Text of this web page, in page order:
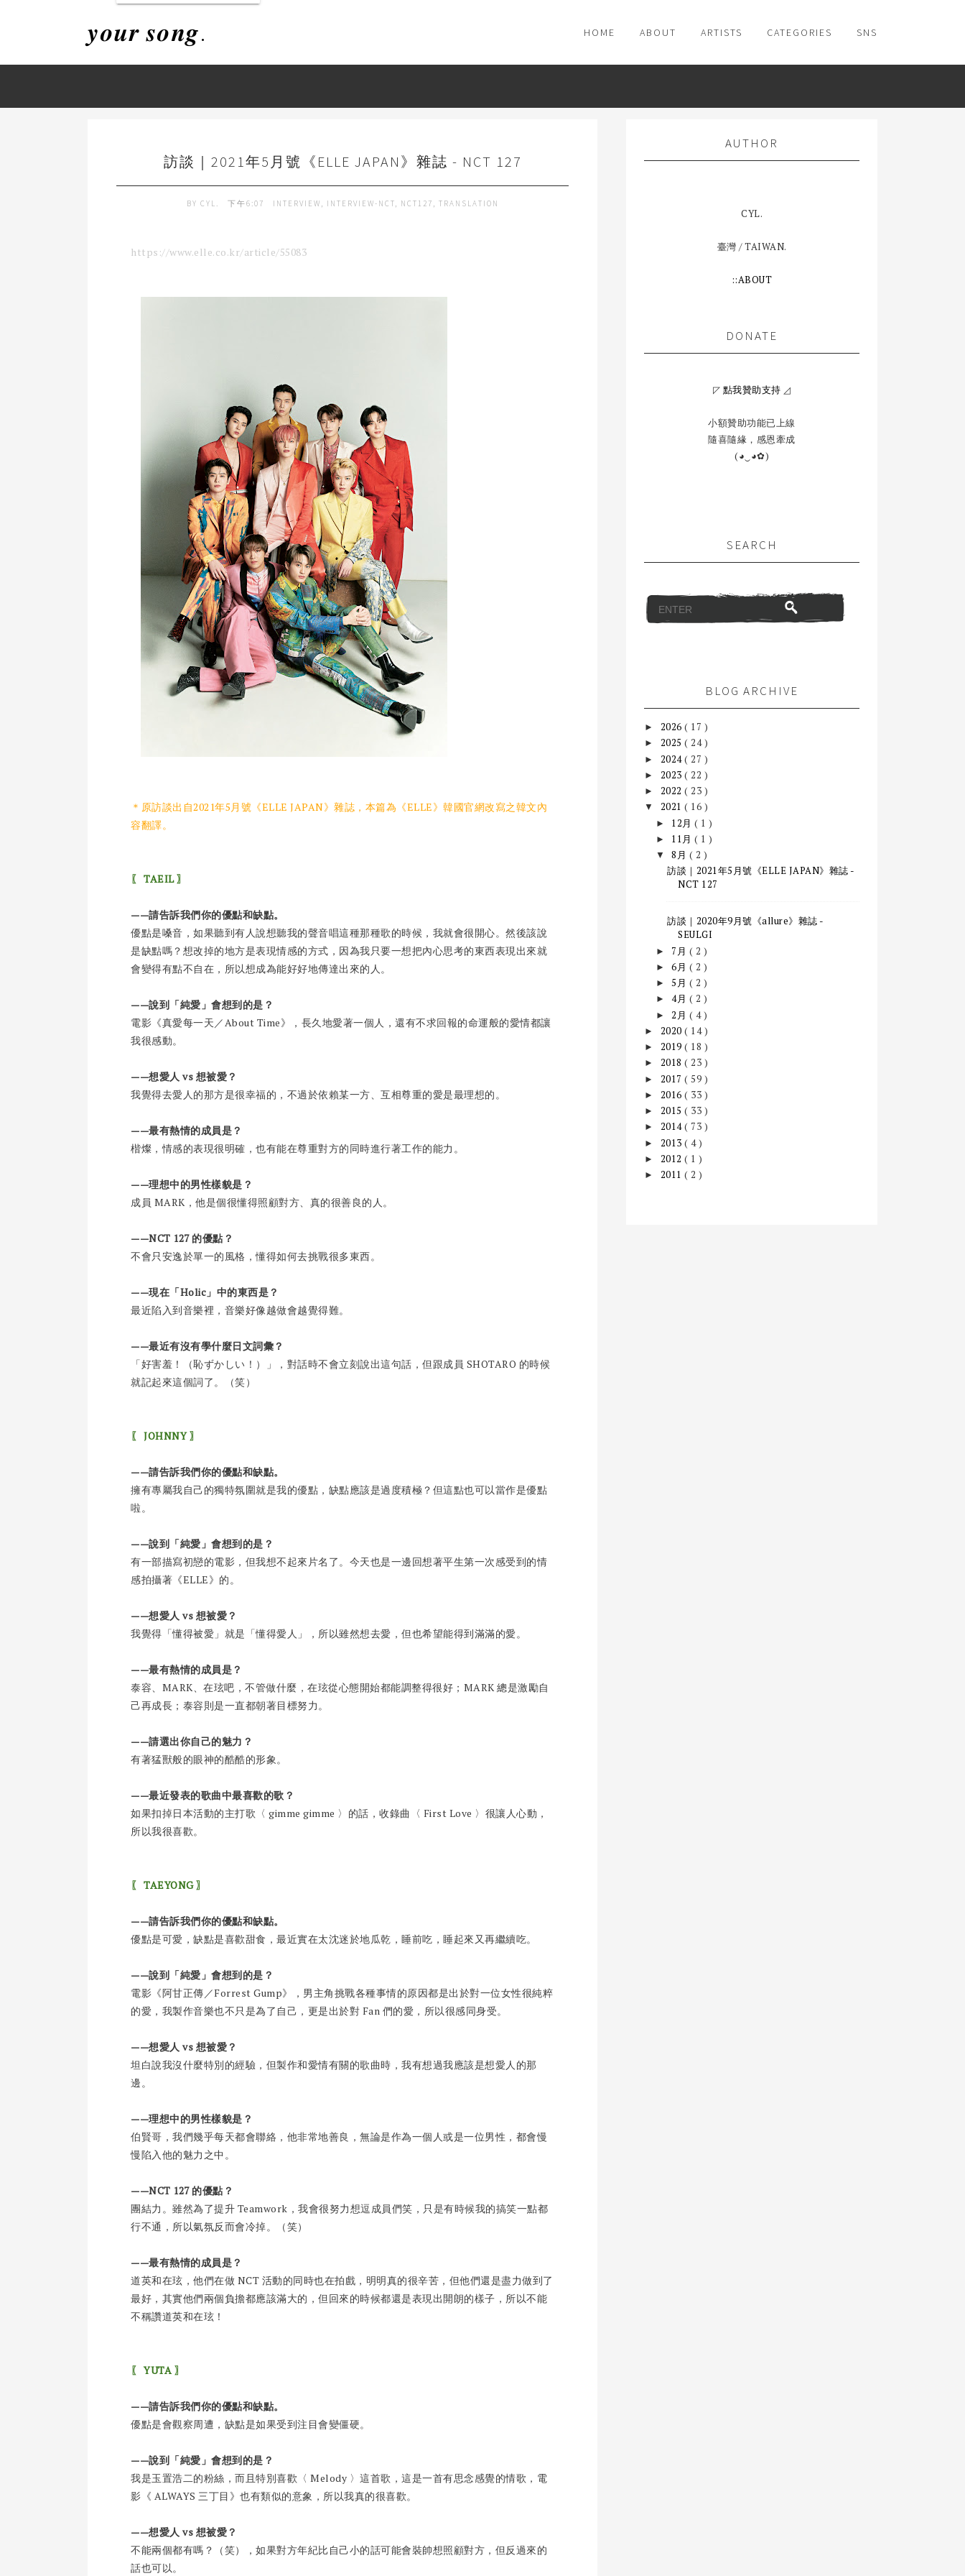
𝒚𝒐𝒖𝒓 𝒔𝒐𝒏𝒈. HOME ABOUT ARTISTS CATEGORIES SNS
訪談｜2021年5月號《ELLE JAPAN》雜誌 - NCT 127
BY CYL. 下午6:07 INTERVIEW , INTERVIEW-NCT, NCT127 , TRANSLATION
https://www.elle.co.kr/article/55083
＊原訪談出自2021年5月號《ELLE JAPAN》雜誌，本篇為《ELLE》韓國官網改寫之韓文內
容翻譯。
〖 TAEIL 〗
——請告訴我們你的優點和缺點。
優點是嗓音，如果聽到有人說想聽我的聲音唱這種那種歌的時候，我就會很開心。然後該說
是缺點嗎？想改掉的地方是表現情感的方式，因為我只要一想把內心思考的東西表現出來就
會變得有點不自在，所以想成為能好好地傳達出來的人。
——說到「純愛」會想到的是？
電影《真愛每一天／About Time》，長久地愛著一個人，還有不求回報的命運般的愛情都讓
我很感動。
——想愛人 vs 想被愛？
我覺得去愛人的那方是很幸福的，不過於依賴某一方、互相尊重的愛是最理想的。
——最有熱情的成員是？
楷燦，情感的表現很明確，也有能在尊重對方的同時進行著工作的能力。
——理想中的男性樣貌是？
成員 MARK，他是個很懂得照顧對方、真的很善良的人。
——NCT 127 的優點？
不會只安逸於單一的風格，懂得如何去挑戰很多東西。
——現在「Holic」中的東西是？
最近陷入到音樂裡，音樂好像越做會越覺得難。
——最近有沒有學什麼日文詞彙？
「好害羞！（恥ずかしい！）」，對話時不會立刻說出這句話，但跟成員 SHOTARO 的時候
就記起來這個詞了。（笑）
〖 JOHNNY 〗
——請告訴我們你的優點和缺點。
擁有專屬我自己的獨特氛圍就是我的優點，缺點應該是過度積極？但這點也可以當作是優點
啦。
——說到「純愛」會想到的是？
有一部描寫初戀的電影，但我想不起來片名了。今天也是一邊回想著平生第一次感受到的情
感拍攝著《ELLE》的。
——想愛人 vs 想被愛？
我覺得「懂得被愛」就是「懂得愛人」，所以雖然想去愛，但也希望能得到滿滿的愛。
——最有熱情的成員是？
泰容、MARK、在玹吧，不管做什麼，在玹從心態開始都能調整得很好；MARK 總是激勵自
己再成長；泰容則是一直都朝著目標努力。
——請選出你自己的魅力？
有著猛獸般的眼神的酷酷的形象。
——最近發表的歌曲中最喜歡的歌？
如果扣掉日本活動的主打歌〈 gimme gimme 〉的話，收錄曲〈 First Love 〉很讓人心動，
所以我很喜歡。
〖 TAEYONG 〗
——請告訴我們你的優點和缺點。
優點是可愛，缺點是喜歡甜食，最近實在太沈迷於地瓜乾，睡前吃，睡起來又再繼續吃。
——說到「純愛」會想到的是？
電影《阿甘正傳／Forrest Gump》，男主角挑戰各種事情的原因都是出於對一位女性很純粹
的愛，我製作音樂也不只是為了自己，更是出於對 Fan 們的愛，所以很感同身受。
——想愛人 vs 想被愛？
坦白說我沒什麼特別的經驗，但製作和愛情有關的歌曲時，我有想過我應該是想愛人的那
邊。
——理想中的男性樣貌是？
伯賢哥，我們幾乎每天都會聯絡，他非常地善良，無論是作為一個人或是一位男性，都會慢
慢陷入他的魅力之中。
——NCT 127 的優點？
團結力。雖然為了提升 Teamwork，我會很努力想逗成員們笑，只是有時候我的搞笑一點都
行不通，所以氣氛反而會冷掉。（笑）
——最有熱情的成員是？
道英和在玹，他們在做 NCT 活動的同時也在拍戲，明明真的很辛苦，但他們還是盡力做到了
最好，其實他們兩個負擔都應該滿大的，但回來的時候都還是表現出開朗的樣子，所以不能
不稱讚道英和在玹！
〖 YUTA 〗
——請告訴我們你的優點和缺點。
優點是會觀察周遭，缺點是如果受到注目會變僵硬。
——說到「純愛」會想到的是？
我是玉置浩二的粉絲，而且特別喜歡〈 Melody 〉這首歌，這是一首有思念感覺的情歌，電
影《 ALWAYS 三丁目》也有類似的意象，所以我真的很喜歡。
——想愛人 vs 想被愛？
不能兩個都有嗎？（笑），如果對方年紀比自己小的話可能會裝帥想照顧對方，但反過來的
話也可以。
AUTHOR
CYL.
臺灣 / TAIWAN.
::ABOUT
DONATE
◸ 點我贊助支持 ◿
小額贊助功能已上線
隨喜隨緣，感恩牽成
(◕‿◕✿)
SEARCH
BLOG ARCHIVE
► 2026 ( 17 )
► 2025 ( 24 )
► 2024( 27 )
► 2023 ( 22 )
► 2022 ( 23 )
▼ 2021 ( 16 )
► 12月( 1 )
► 11月( 1 )
▼8月 ( 2 )
訪談｜2021年5月號《ELLE JAPAN》雜誌 -
NCT 127
訪談｜2020年9月號《allure》雜誌 -
SEULGI
► 7月 ( 2 )
►6月 ( 2 )
►5月 ( 2 )
►4月 ( 2 )
► 2月 ( 4 )
► 2020 ( 14 )
► 2019 ( 18 )
► 2018 ( 23 )
► 2017 ( 59 )
► 2016 ( 33 )
► 2015 ( 33 )
► 2014( 73 )
► 2013 ( 4 )
► 2012 ( 1 )
► 2011 ( 2 )